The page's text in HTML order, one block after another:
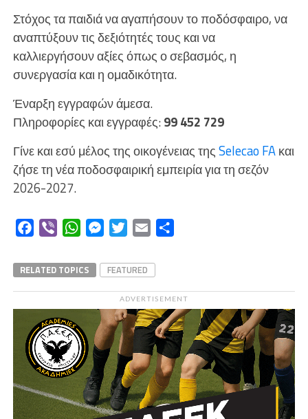
Στόχος τα παιδιά να αγαπήσουν το ποδόσφαιρο, να
αναπτύξουν τις δεξιότητές τους και να
καλλιεργήσουν αξίες όπως ο σεβασμός, η
συνεργασία και η ομαδικότητα.
Έναρξη εγγραφών άμεσα.
Πληροφορίες και εγγραφές:99452 729
Γίνε και εσύ μέλος της οικογένειας τηςSelecao FAκαι
ζήσε τη νέα ποδοσφαιρική εμπειρία για τη σεζόν
2026-2027.
Facebook
Viber WhatsAppMessengerTwitterEmail
RELATED TOPICS FEATURED
ADVERTISEMENT